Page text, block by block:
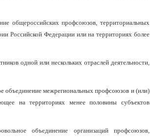
общероссийских профсоюзов, территориальных
Российской Федерации или на территориях более
одной или нескольких отраслей деятельности,
объединение межрегиональных профсоюзов и (или)
на территориях менее половины субъектов
объединение организаций профсоюзов,